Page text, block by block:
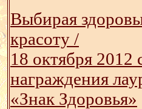
Выбирая
красоту /
18 октября 2012
награждения
«Знак Здоровья»